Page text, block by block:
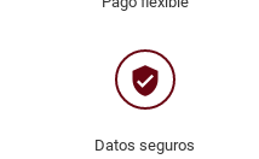
verified_user
Datos seguros